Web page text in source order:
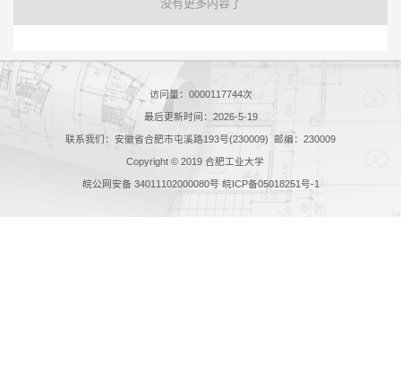
没有更多内容了
访问量： 0000117744次
最后更新时间： 2026-5-19
联系我们：安徽省合肥市屯溪路193号(230009) 邮编：230009
Copyright © 2019 合肥工业大学
皖公网安备 34011102000080号 皖ICP备05018251号-1